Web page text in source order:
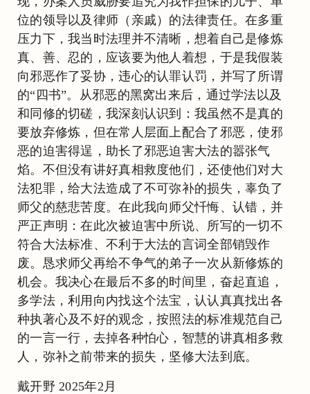
位的领导以及律师（亲戚）的法律责任。在多重
压力下，我当时法理并不清晰，想着自己是修炼
真、善、忍的，应该要为他人着想，于是我假装
向邪恶作了妥协，违心的认罪认罚，并写了所谓
的“四书”。从邪恶的黑窝出来后，通过学法以及
和同修的切磋，我深刻认识到：我虽然不是真的
要放弃修炼，但在常人层面上配合了邪恶，使邪
恶的迫害得逞，助长了邪恶迫害大法的嚣张气
焰。不但没有讲好真相救度他们，还使他们对大
法犯罪，给大法造成了不可弥补的损失，辜负了
师父的慈悲苦度。在此我向师父忏悔、认错，并
严正声明：在此次被迫害中所说、所写的一切不
符合大法标准、不利于大法的言词全部销毁作
废。恳求师父再给不争气的弟子一次从新修炼的
机会。我决心在最后不多的时间里，奋起直追，
多学法，利用向内找这个法宝，认认真真找出各
种执著心及不好的观念，按照法的标准规范自己
的一言一行，去掉各种怕心，智慧的讲真相多救
人，弥补之前带来的损失，坚修大法到底。
戴开野 2025年2月